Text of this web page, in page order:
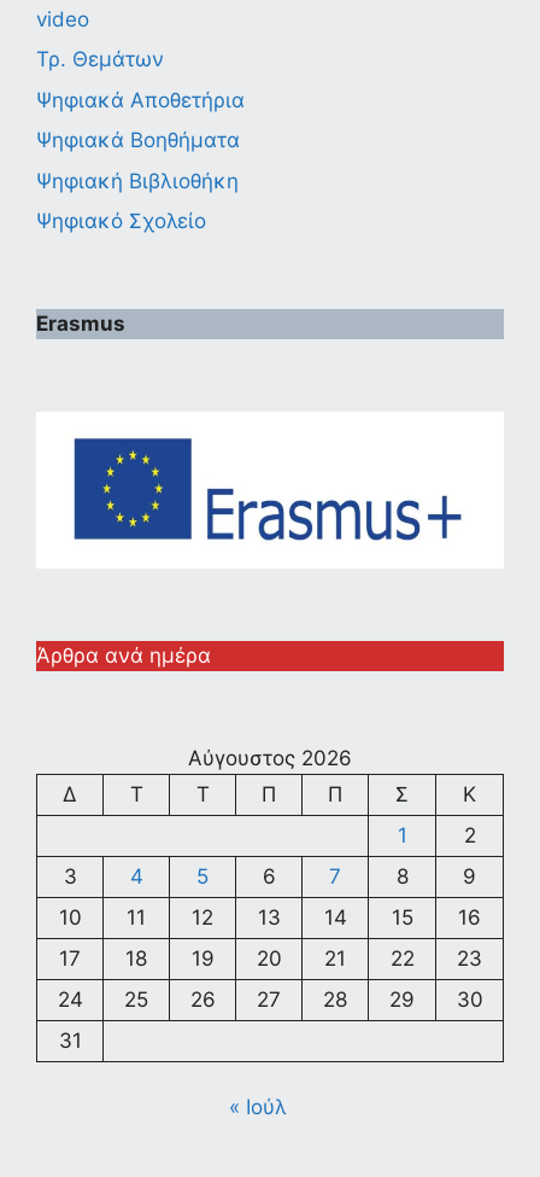
video
Τρ. Θεμάτων
Ψηφιακά Αποθετήρια
Ψηφιακά Βοηθήματα
Ψηφιακή Βιβλιοθήκη
Ψηφιακό Σχολείο
Erasmus
Άρθρα ανά ημέρα
Αύγουστος 2026
Δ
Τ Τ Π Π Σ
Κ
1
2
3
4 5 6 7 8
9
10
11 12 13 14 15
16
17
18 19 20 21 22
23
24
25 26 27 28 29
30
31
« Ιούλ